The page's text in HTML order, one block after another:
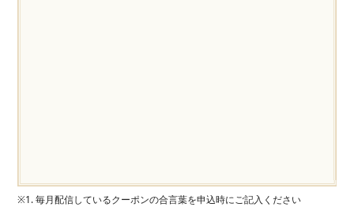
※1. 毎月配信しているクーポンの合言葉を申込時にご記入ください